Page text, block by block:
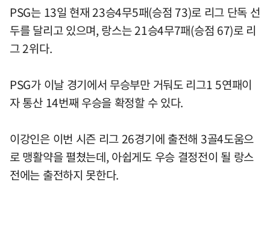
PSG는 13일 현재 23승4무5패(승점 73)로 리그 단독 선
두를 달리고 있으며, 랑스는 21승4무7패(승점 67)로 리
그 2위다.
PSG가 이날 경기에서 무승부만 거둬도 리그1 5연패이
자 통산 14번째 우승을 확정할 수 있다.
이강인은 이번 시즌 리그 26경기에 출전해 3골4도움으
로 맹활약을 펼쳤는데, 아쉽게도 우승 결정전이 될 랑스
전에는 출전하지 못한다.